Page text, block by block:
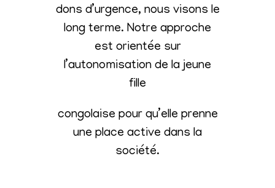
dons d’urgence, nous visons le
long terme. Notre approche
est orientée sur
l’autonomisation de la jeune
fille
congolaise pour qu’elle prenne
une place active dans la
société.